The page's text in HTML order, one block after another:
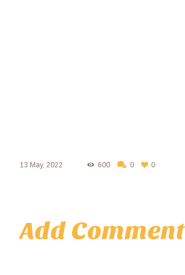
13 May, 2022 600 0 0
Add Comment